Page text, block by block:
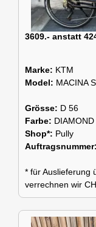
3609.- anstatt
Marke: KTM
Model: MACINA
Grösse: D 56
Farbe:
Shop*: Pully
Auftragsnummer:
* für Auslieferung
verrechnen wir